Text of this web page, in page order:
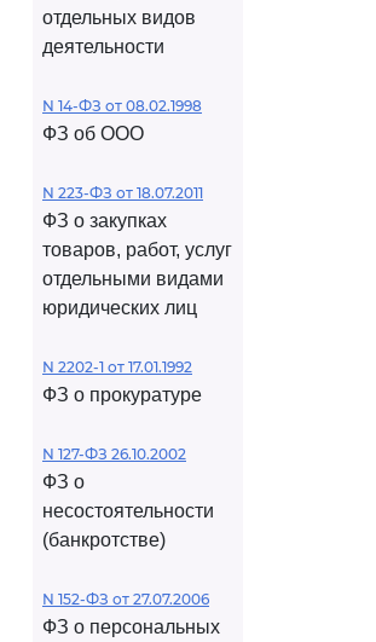
отдельных видов
деятельности
N 14-ФЗ от 08.02.1998
ФЗ об ООО
N 223-ФЗ от 18.07.2011
ФЗ о закупках
товаров, работ, услуг
отдельными видами
юридических лиц
N 2202-1 от 17.01.1992
ФЗ о прокуратуре
N 127-ФЗ 26.10.2002
ФЗ о
несостоятельности
(банкротстве)
N 152-ФЗ от 27.07.2006
ФЗ о персональных